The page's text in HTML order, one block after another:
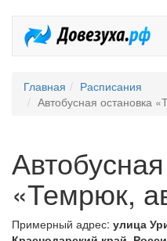
Главная
Расписания
Автобусная остановка
«Темрюк,
Примерный адрес: улица